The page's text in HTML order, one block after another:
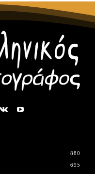
880
695